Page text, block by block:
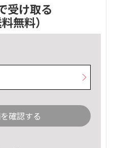
受け取る
料無料）
確認する